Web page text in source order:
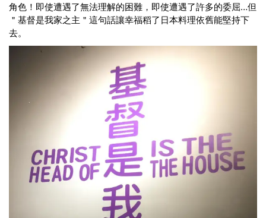
角色！即使遭遇了無法理解的困難，即使遭遇了許多的委屈…但
＂基督是我家之主＂這句話讓幸福稻了日本料理依舊能堅持下
去。